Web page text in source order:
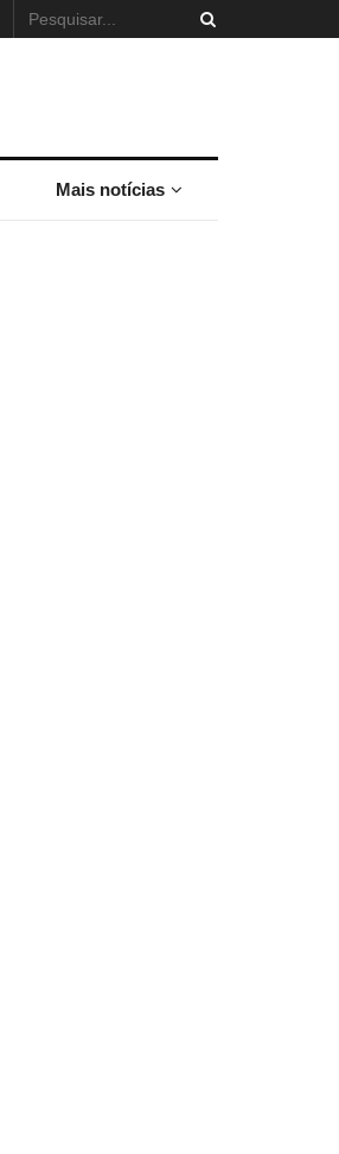
Mais notícias